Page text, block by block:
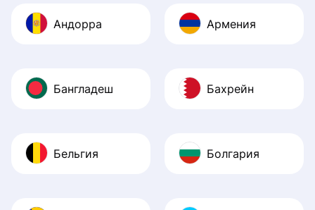
Андорра Армения
Бангладеш Бахрейн
Бельгия Болгария